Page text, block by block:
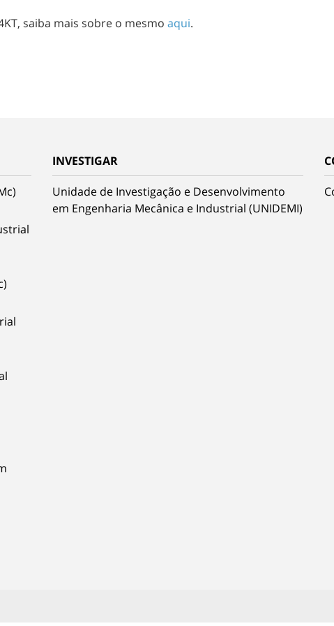
saiba mais sobre o mesmo aqui.
INVESTIGAR
Unidade de Investigação e Desenvolvimento
em Engenharia Mecânica e Industrial (UNIDEMI)